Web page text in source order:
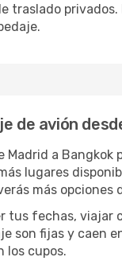
traslado
de avión
Madrid a
lugares
más
tus fechas,
son fijas y caen
los cupos.